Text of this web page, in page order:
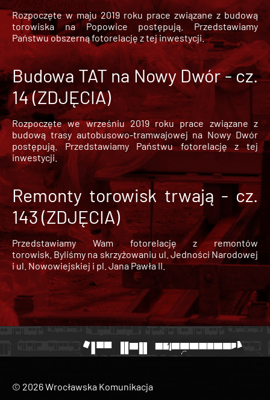
Rozpoczęte w maju 2019 roku prace związane z budową
torowiska na Popowice
postępują. Przedstawiamy
Państwu obszerną fotorelację z tej inwestycji.
Budowa TAT na Nowy Dwór - cz.
14 (ZDJĘCIA)
Rozpoczęte we wrześniu 2019 roku prace związane z
budową trasy autobusowo-tramwajowej na Nowy Dwór
postępują. Przedstawiamy Państwu fotorelację z tej
inwestycji.
Remonty torowisk trwają - cz.
143 (ZDJĘCIA)
Przedstawiamy Wam fotorelację z remontów
torowisk. Byliśmy na skrzyżowaniu ul. Jedności Narodowej
i ul. Nowowiejskiej i pl. Jana Pawła II.
© 2026 Wrocławska Komunikacja